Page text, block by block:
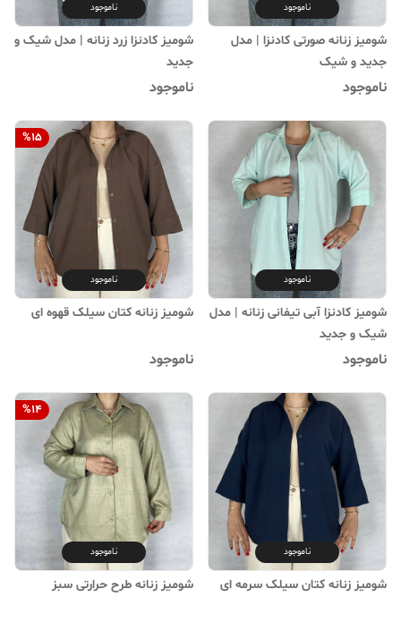
ناموجود
شومیز زنانه صورتی کادنزا | مدل
جدید و شیک
ناموجود
ناموجود
شومیز کادنزا زرد زنانه | مدل شیک و
جدید
ناموجود
ناموجود
شومیز کادنزا آبی تیفانی زنانه | مدل
شیک و جدید
ناموجود
%15
ناموجود
شومیز زنانه کتان سیلک قهوه ای
ناموجود
ناموجود
شومیز زنانه کتان سیلک سرمه ای
%14
ناموجود
شومیز زنانه طرح حرارتی سبز